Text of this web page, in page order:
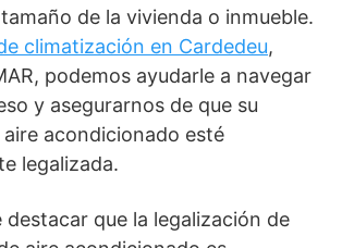
de la vivienda o inmueble.
climatización en Cardedeu,
podemos ayudarle a navegar
y asegurarnos de que su
acondicionado esté
legalizada.
que la legalización de